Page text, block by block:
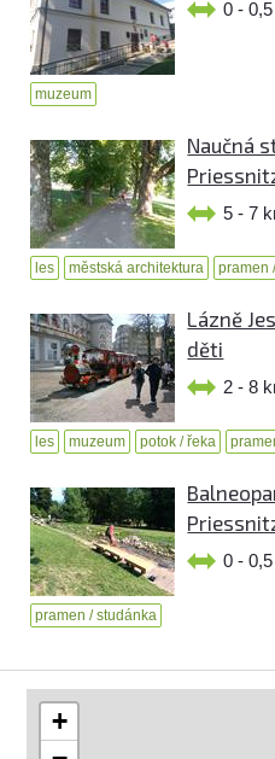
0 -
muzeum
Naučná
5 - 7
les městská architektura pramen
Lázně
děti
2 - 8
les muzeum potok / řeka
0 -
pramen / studánka
+